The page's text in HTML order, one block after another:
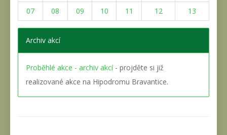
07 08 09 10 11 12 13
Archiv akcí
Proběhlé akce - archiv akcí- projděte si již
realizované akce na Hipodromu Bravantice.